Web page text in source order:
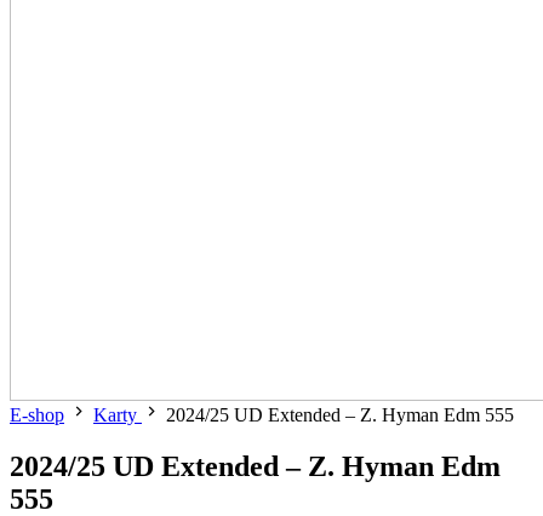
E-shop Karty 2024/25 UD Extended – Z. Hyman Edm 555
2024/25 UD Extended – Z. Hyman Edm
555